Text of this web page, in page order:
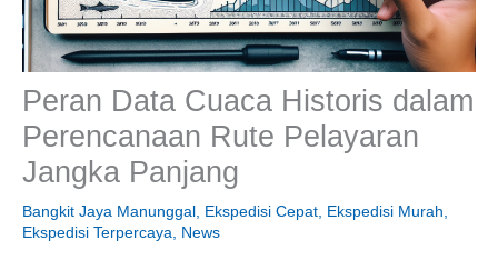
Peran Data Cuaca Historis dalam
Perencanaan Rute Pelayaran
Jangka Panjang
Bangkit Jaya Manunggal Ekspedisi Cepat Ekspedisi Murah
Ekspedisi Terpercaya
News